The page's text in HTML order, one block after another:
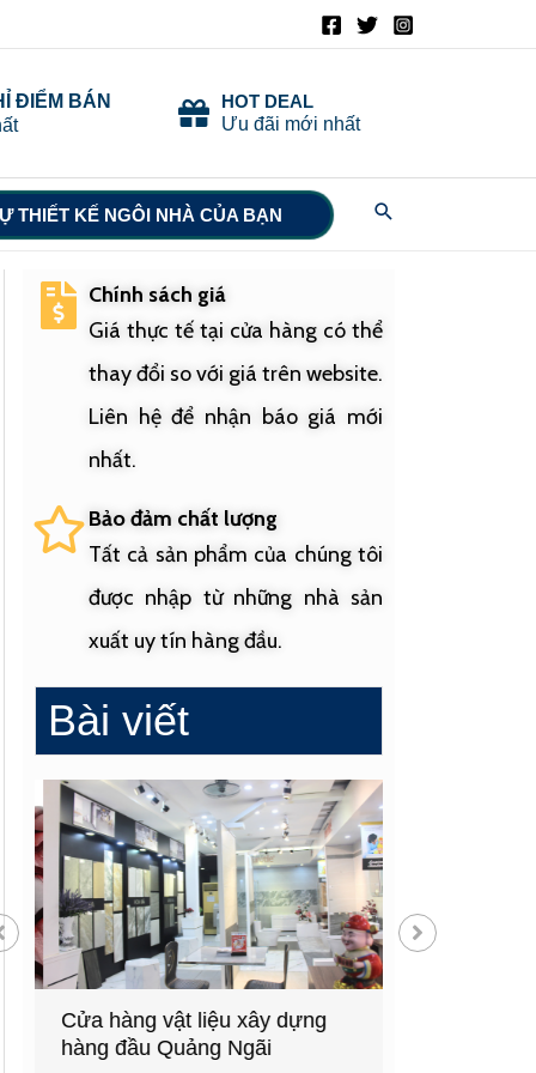
ĐIỂM BÁN
HOT DEAL
Ưu đãi mới nhất
THIẾT KẾ NGÔI NHÀ CỦA BẠN Search
Chính sách giá
Giá thực tế tại cửa hàng có thể
thay đổi so với giá trên website.
Liên hệ để nhận báo giá mới
nhất.
Bảo đảm chất lượng
Tất cả sản phẩm của chúng tôi
được nhập từ những nhà sản
xuất uy tín hàng đầu.
Bài viết
Cửa hàng vật liệu xây dựng
hàng đầu Quảng Ngãi